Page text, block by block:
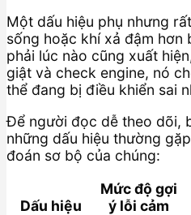
Một dấu hiệu phụ nhưng
sống hoặc khí xả đậm
phải lúc nào cũng xuất
giật và check engine, nó
thể đang bị điều khiển sai
Để người đọc dễ theo dõi,
những dấu hiệu thường
đoán sơ bộ của chúng:
Dấu hiệu
Mức độ gợi
ý lỗi cảm